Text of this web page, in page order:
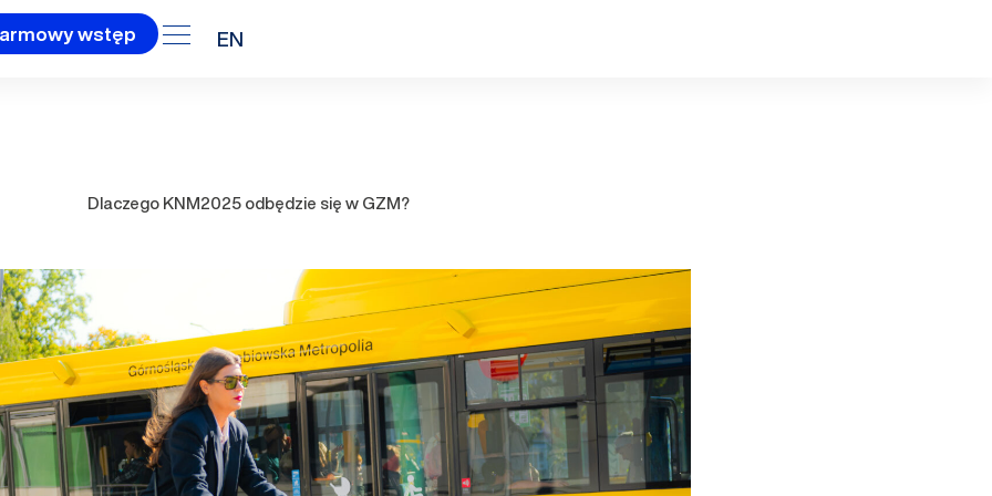
wstęp EN
Dlaczego KNM2025 odbędzie się w GZM?